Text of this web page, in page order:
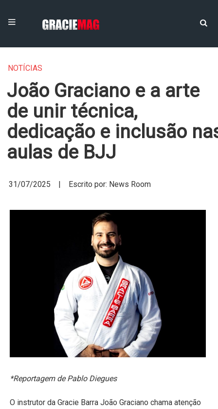
NOTÍCIAS
João Graciano e a arte
de unir técnica,
dedicação e inclusão
aulas de BJJ
31/07/2025 | Escrito por: News Room
*Reportagem de Pablo Diegues
O instrutor da Gracie Barra João Graciano chama atenção